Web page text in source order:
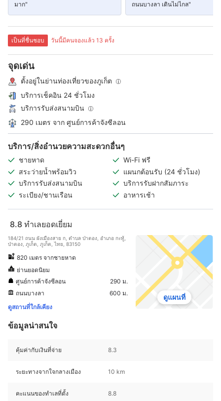
มาก"
ถนนบางลา เดินไม่ไกล"
เป็นที่ชื่นชอบ วันนี้มีคนจองแล้ว 13 ครั้ง
จุดเด่น
ตั้งอยู่ในย่านท่องเที่ยวของภูเก็ต
บริการเช็คอิน 24 ชั่วโมง
บริการรับส่งสนามบิน
290 เมตร จาก ศูนย์การค้าจังซีลอน
บริการ/สิ่งอำนวยความสะดวกอื่นๆ
ชายหาด
Wi-Fi ฟรี
สระว่ายน้ำพร้อมวิว
แผนกต้อนรับ (24 ชั่วโมง)
บริการรับส่งสนามบิน
บริการรับฝากสัมภาระ
ระเบียง/ชานเรือน
อาหารเช้า
8.8 ทำเลยอดเยี่ยม
184/21 ถนน ผังเมืองสาย ก, ตำบล ป่าตอง, อำเภอ กะทู้,
ป่าตอง, ภูเก็ต, ภูเก็ต, ไทย, 83150
820 เมตร จากชายหาด
ย่านยอดนิยม
ศูนย์การค้าจังซีลอน
290 ม.
ถนนบางลา
600 ม.
ดูสถานที่ใกล้เคียง
ดูแผนที่
ข้อมูลน่าสนใจ
คุ้มค่ากับเงินที่จ่าย 8.3
ระยะทางจากใจกลางเมือง 10 km
คะแนนของทำเลที่ตั้ง 8.8